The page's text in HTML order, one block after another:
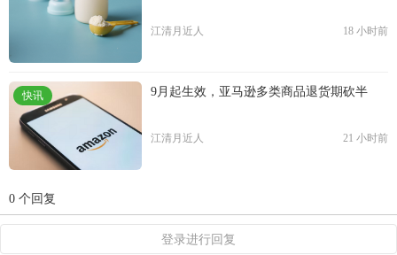
江清月近人 18 小时前
快讯 9月起生效，亚马逊多类商品退货期砍半
江清月近人 21 小时前
0 个回复
登录进行回复